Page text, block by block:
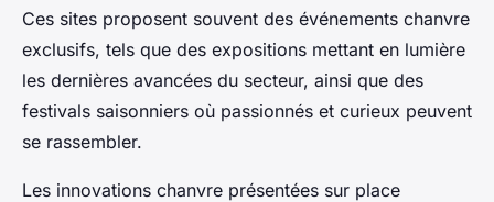
Ces sites proposent souvent des événements chanvre
exclusifs, tels que des expositions mettant en lumière
les dernières avancées du secteur, ainsi que des
festivals saisonniers où passionnés et curieux peuvent
se rassembler.
Les innovations chanvre présentées sur place